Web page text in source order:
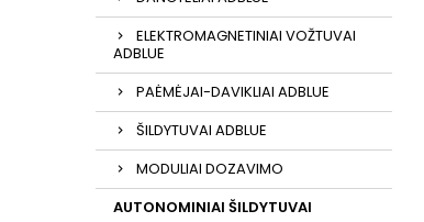
ELEKTROMAGNETINIAI VOŽTUVAI
ADBLUE
PAĖMĖJAI-DAVIKLIAI ADBLUE
ŠILDYTUVAI ADBLUE
MODULIAI DOZAVIMO
AUTONOMINIAI ŠILDYTUVAI